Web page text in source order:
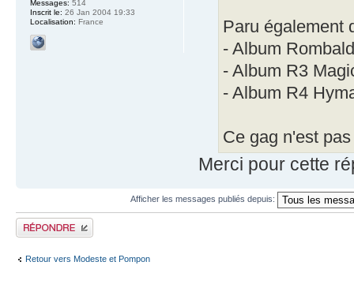
Paru également
- Album
- Album R3
- Album R4
Ce gag n'est
Merci pour cette
Messages: 514
Inscrit le: 26 Jan 2004 19:33
Localisation: France
Afficher les messages publiés depuis:
Publier une réponse
Retour vers Modeste et Pompon